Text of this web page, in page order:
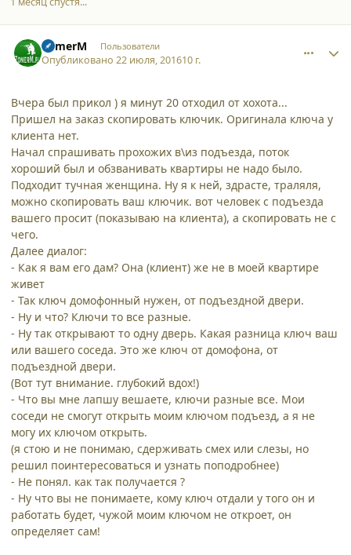
ZomerM Пользователи
Опубликовано22 июля, 201610 г.
Вчера был прикол ) я минут 20 отходил от хохота...
Пришел на заказ скопировать ключик. Оригинала ключа у
клиента нет.
Начал спрашивать прохожих в\из подъезда, поток
хороший был и обзванивать квартиры не надо было.
Подходит тучная женщина. Ну я к ней, здрасте, траляля,
можно скопировать ваш ключик. вот человек с подъезда
вашего просит (показываю на клиента), а скопировать не с
чего.
Далее диалог:
- Как я вам его дам? Она (клиент) же не в моей квартире
живет
- Так ключ домофонный нужен, от подъездной двери.
- Ну и что? Ключи то все разные.
- Ну так открывают то одну дверь. Какая разница ключ ваш
или вашего соседа. Это же ключ от домофона, от
подъездной двери.
(Вот тут внимание. глубокий вдох!)
- Что вы мне лапшу вешаете, ключи разные все. Мои
соседи не смогут открыть моим ключом подъезд, а я не
могу их ключом открыть.
(я стою и не понимаю, сдерживать смех или слезы, но
решил поинтересоваться и узнать поподробнее)
- Не понял. как так получается ?
- Ну что вы не понимаете, кому ключ отдали у того он и
работать будет, чужой моим ключом не откроет, он
определяет сам!